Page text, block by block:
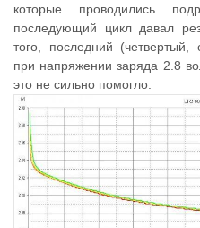
которые проводились
последующий цикл давал
того, последний
при напряжении заряда 2.8
это не сильно помогло.